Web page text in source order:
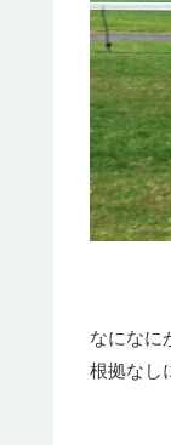
なになに
根拠なし